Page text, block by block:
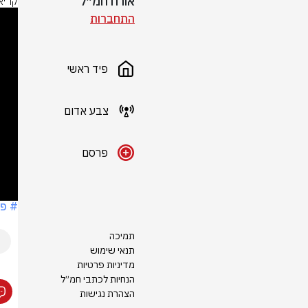
התחברות
פיד ראשי
צבע אדום
פרסם
תמיכה
תנאי שימוש
מדיניות פרטיות
הנחיות לכתבי חמ״ל
הצהרת נגישות
#